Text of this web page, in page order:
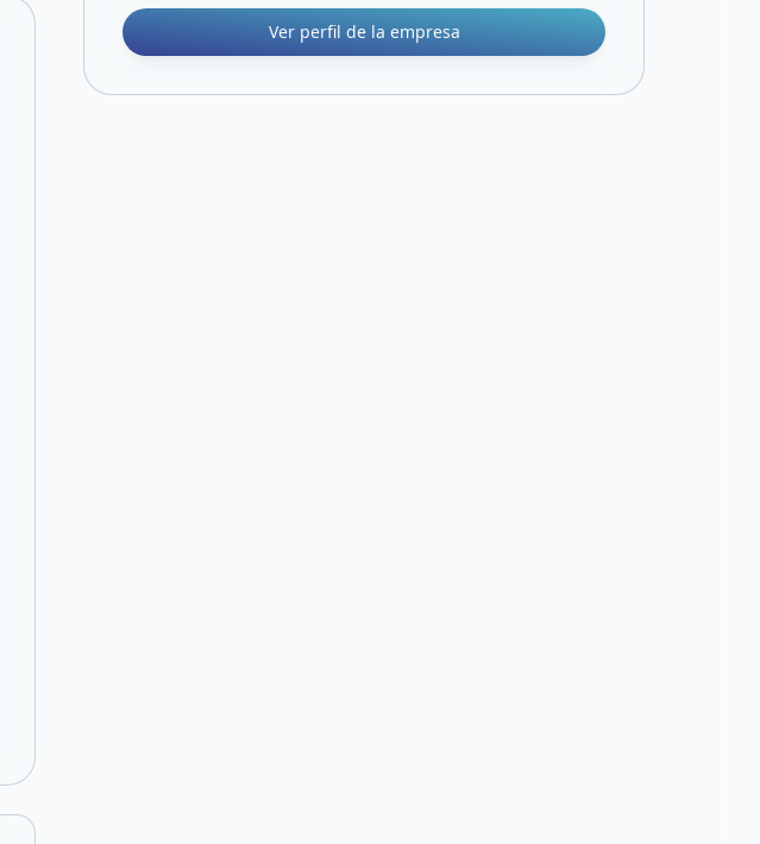
Ver perfil de la empresa